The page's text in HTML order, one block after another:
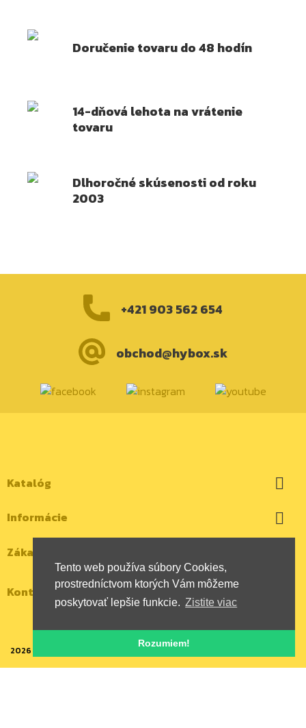
Tento web používa súbory Cookies,
prostredníctvom ktorých Vám môžeme
poskytovať lepšie funkcie. Zistite viac
Rozumiem!
Doručenie tovaru do 48 hodín
14-dňová lehota na vrátenie
tovaru
Dlhoročné skúsenosti od roku
2003
+421 903 562 654
obchod@hybox.sk
Katalóg 
Informácie 
Zákaznícky účet
Kontaktujte nás
2026 | Všetky autorské práva vyhradené | HYBOX Slovakia, s.r.o.